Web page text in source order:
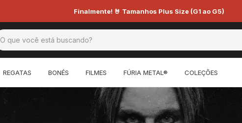
Finalmente! 🤘 Tamanhos Plus Size (G1 ao G5)
REGATAS BONÉS FILMES FÚRIA METAL® COLEÇÕES